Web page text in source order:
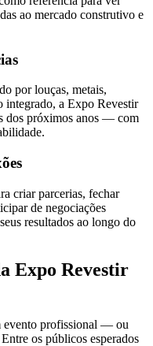
ao mercado construtivo e
por louças, metais,
integrado, a Expo Revestir
dos próximos anos — com
criar parcerias, fechar
de negociações
resultados ao longo do
Expo Revestir
evento profissional — ou
os públicos esperados